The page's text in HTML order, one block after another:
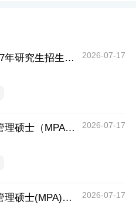
安徽工程大学人文学院2027年研究生招生简章 2026-07-17
重庆理工大学2027年公共管理硕士（MPA）专业学位研究生（双证）报考 2026-07-17
华东政法大学2027年公共管理硕士(MPA)报考 2026-07-17